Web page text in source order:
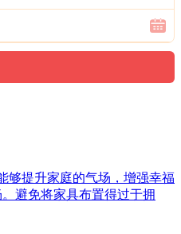
够提升家庭的气场，增强幸福
避免将家具布置得过于拥